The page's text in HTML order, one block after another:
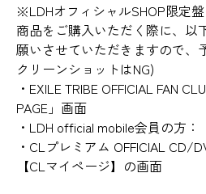
※LDHオフィシャルSHOP限定
商品をご購入いただく際に、以
願いさせていただきますので、
クリーンショットはNG)
・EXILE TRIBE OFFICIAL FAN
PAGE」画面
・LDH official mobile会員の方
・CLプレミアム OFFICIAL CD/
【CLマイページ】の画面